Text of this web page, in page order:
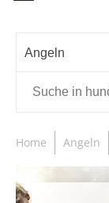
Angeln
Home Angeln